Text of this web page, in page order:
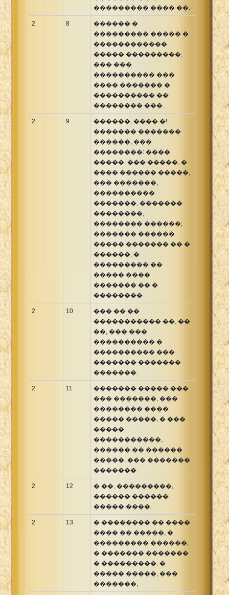
��������� ���� ��.
2 8
������ �
��������� ����� �
������������
����� ���������,
��� ���
���������� ���
���� ������� �
���������� ��
�������� ���.
2 9
������, ���� �!
������� �������
������, ���
��������: ����
�����, ��� �����, �
���� ������ �����,
��� �������,
����������
�������, �������
��������,
�������� ������;
������� ������
����� ������� �� �
������, �
��������� ��
����� ����
������� �� �
��������.
2 10
��� �� ��
����������� ��, ��
��, ��� ���
���������� �
���������� ���
������� �������
�������.
2 11
������� ����� ���
��� �������, ���
�������� ����
����� �����, � ���
�����
�����������,
������ �� ������
�����, ��� �������
�������.
2 12
� ��, ���������,
������ ������
����� ����.
2 13
� �������� �� ����
���� �� �����, �
��������� ������,
� ������� �������
� ���������, �
����� �����, ���
�������,